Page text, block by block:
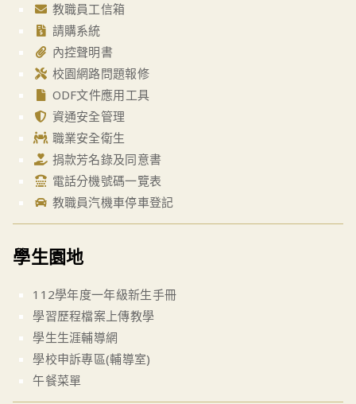
教職員工信箱
請購系統
內控聲明書
校園網路問題報修
ODF文件應用工具
資通安全管理
職業安全衛生
捐款芳名錄及同意書
電話分機號碼一覽表
教職員汽機車停車登記
學生園地
112學年度一年級新生手冊
學習歷程檔案上傳教學
學生生涯輔導網
學校申訴專區(輔導室)
午餐菜單